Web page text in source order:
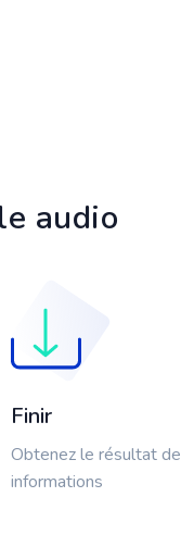
audio
Finir
Obtenez le résultat
informations